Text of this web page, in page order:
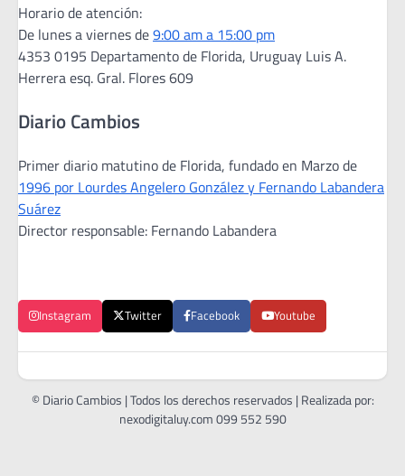
Horario de atención:
De lunes a viernes de9:00 am a 15:00 pm
4353 0195 Departamento de Florida, Uruguay Luis A.
Herrera esq. Gral. Flores 609
Diario Cambios
Primer diario matutino de Florida, fundado en Marzo de
1996 por Lourdes Angelero González y Fernando Labandera
Suárez
Director responsable: Fernando Labandera
Instagram Twitter Facebook Youtube